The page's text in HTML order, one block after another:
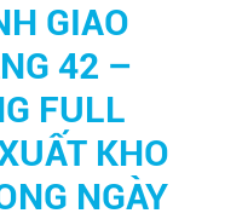
GIAO
42 –
FULL
KHO
NGÀY